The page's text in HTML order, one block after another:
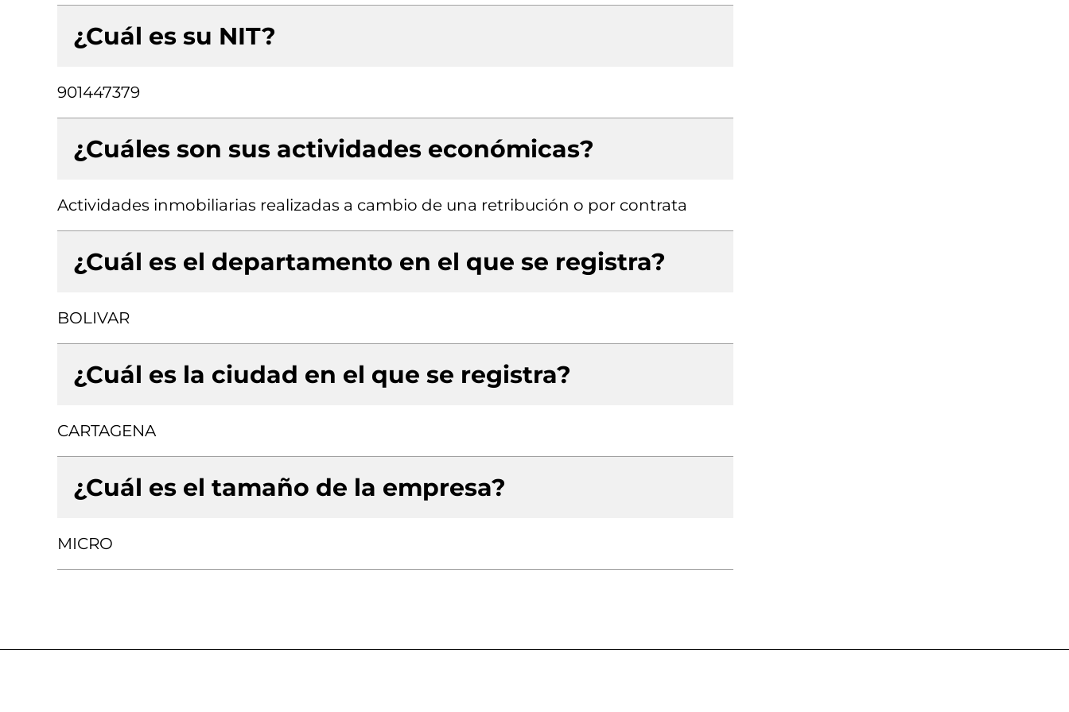
¿Cuál es su NIT?
901447379
¿Cuáles son sus actividades económicas?
Actividades inmobiliarias realizadas a cambio de una retribución o por contrata
¿Cuál es el departamento en el que se registra?
BOLIVAR
¿Cuál es la ciudad en el que se registra?
CARTAGENA
¿Cuál es el tamaño de la empresa?
MICRO